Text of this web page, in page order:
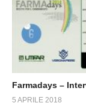
Farmadays –
5 APRILE 2018